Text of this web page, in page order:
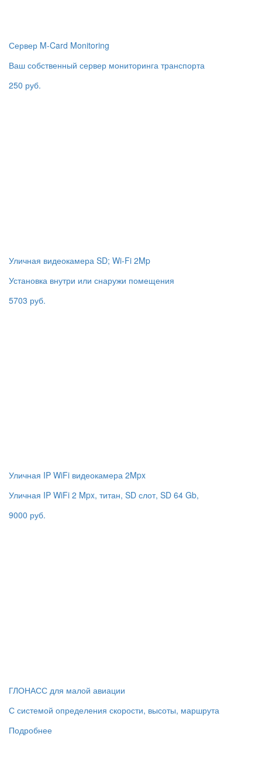
Сервер M-Card Monitoring
Ваш собственный сервер мониторинга транспорта
250 руб.
Уличная видеокамера SD; Wi-Fi 2Mp
Установка внутри или снаружи помещения
5703 руб.
Уличная IP WiFi видеокамера 2Mpx
Уличная IP WiFi 2 Mpx, титан, SD слот, SD 64 Gb,
9000 руб.
ГЛОНАСС для малой авиации
С системой определения скорости, высоты, маршрута
Подробнее